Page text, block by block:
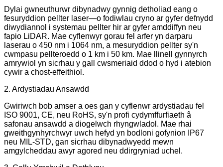
Dylai gwneuthurwr dibynadwy gynnig detholiad eang o
fesuryddion pellter laser—o fodiwlau cryno ar gyfer defnydd
diwydiannol i systemau pellter hir ar gyfer amddiffyn neu
fapio LiDAR. Mae cyflenwyr gorau fel arfer yn darparu
laserau o 450 nm i 1064 nm, a mesuryddion pellter sy'n
cwmpasu pellteroedd o 1 km i 50 km. Mae llinell gynnyrch
amrywiol yn sicrhau y gall cwsmeriaid ddod o hyd i atebion
cywir a chost-effeithiol.
2. Ardystiadau Ansawdd
Gwiriwch bob amser a oes gan y cyflenwr ardystiadau fel
ISO 9001, CE, neu RoHS, sy'n profi cydymffurfiaeth â
safonau ansawdd a diogelwch rhyngwladol. Mae rhai
gweithgynhyrchwyr uwch hefyd yn bodloni gofynion IP67
neu MIL-STD, gan sicrhau dibynadwyedd mewn
amgylcheddau awyr agored neu ddirgryniad uchel.